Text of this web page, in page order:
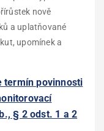
nově
a uplatňované
upomínek a
termín povinnosti
§ 2 odst. 1 a 2